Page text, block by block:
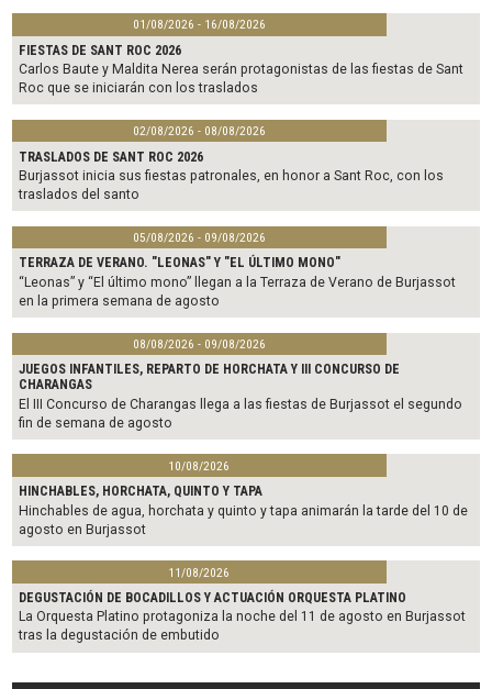
01/08/2026 - 16/08/2026
FIESTAS DE SANT ROC 2026
Carlos Baute y Maldita Nerea serán protagonistas de las fiestas de Sant
Roc que se iniciarán con los traslados
02/08/2026 - 08/08/2026
TRASLADOS DE SANT ROC 2026
Burjassot inicia sus fiestas patronales, en honor a Sant Roc, con los
traslados del santo
05/08/2026 - 09/08/2026
TERRAZA DE VERANO. "LEONAS" Y "EL ÚLTIMO MONO"
“Leonas” y “El último mono” llegan a la Terraza de Verano de Burjassot
en la primera semana de agosto
08/08/2026 - 09/08/2026
JUEGOS INFANTILES, REPARTO DE HORCHATA Y III CONCURSO DE
CHARANGAS
El III Concurso de Charangas llega a las fiestas de Burjassot el segundo
fin de semana de agosto
10/08/2026
HINCHABLES, HORCHATA, QUINTO Y TAPA
Hinchables de agua, horchata y quinto y tapa animarán la tarde del 10 de
agosto en Burjassot
11/08/2026
DEGUSTACIÓN DE BOCADILLOS Y ACTUACIÓN ORQUESTA PLATINO
La Orquesta Platino protagoniza la noche del 11 de agosto en Burjassot
tras la degustación de embutido